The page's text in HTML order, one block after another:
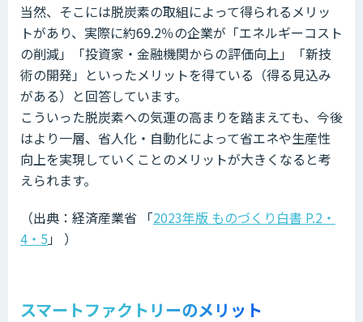
当然、そこには脱炭素の取組によって得られるメリッ
トがあり、実際に約69.2％の企業が「エネルギーコスト
の削減」「投資家・金融機関からの評価向上」「新技
術の開発」といったメリットを得ている（得る見込み
がある）と回答しています。
こういった脱炭素への気運の高まりを踏まえても、今後
はより一層、省人化・自動化によって省エネや生産性
向上を実現していくことのメリットが大きくなると考
えられます。
（出典：経済産業省 「2023年版 ものづくり白書 P.2・
4・5」 ）
スマートファクトリーのメリット